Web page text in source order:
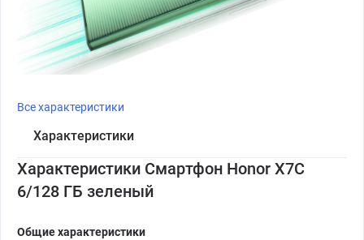
Все характеристики
Характеристики
Характеристики Смартфон Honor X7C
6/128 ГБ зеленый
Общие характеристики